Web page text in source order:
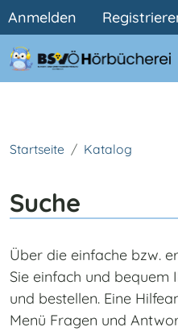
Benutzermenü
Anmelden
Startseite Katalog
Suche
Über die einfache bzw.
Sie einfach und bequem
und bestellen. Eine
Menü Fragen und